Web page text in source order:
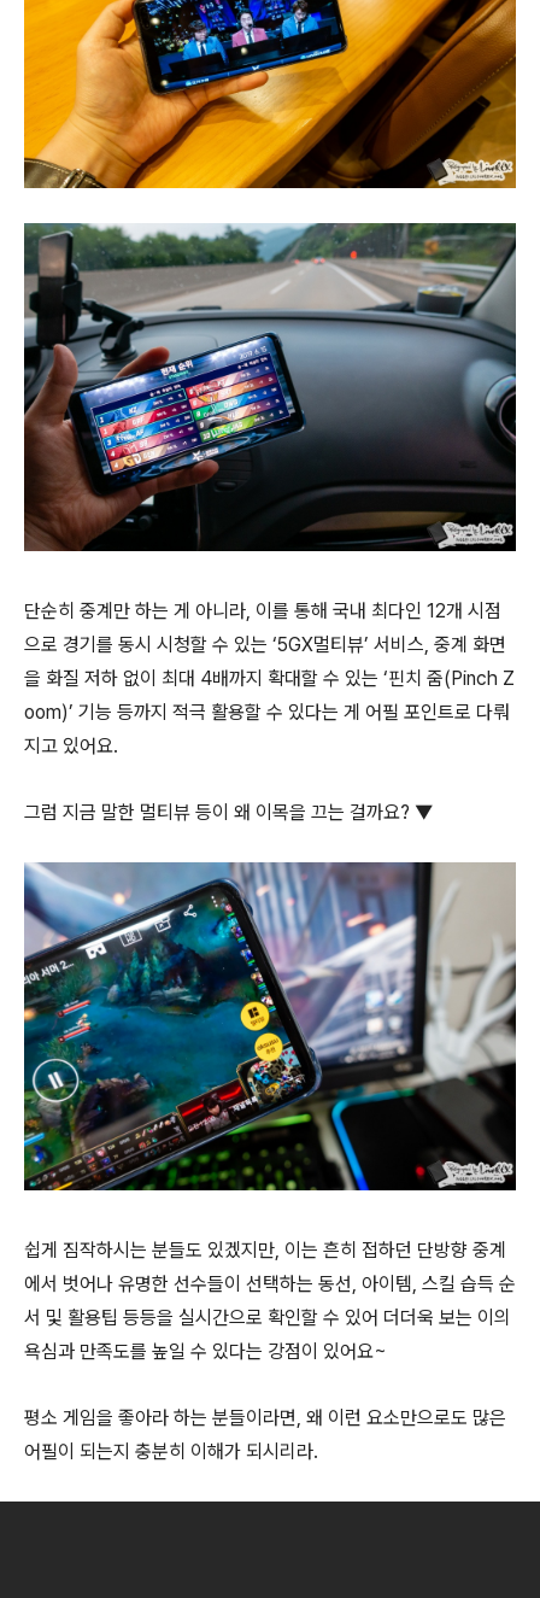
단순히 중계만 하는 게 아니라, 이를 통해 국내 최다인 12개 시점
으로 경기를 동시 시청할 수 있는 ‘5GX멀티뷰’ 서비스, 중계 화면
을 화질 저하 없이 최대 4배까지 확대할 수 있는 ‘핀치 줌(Pinch Z
oom)’ 기능 등까지 적극 활용할 수 있다는 게 어필 포인트로 다뤄
지고 있어요.
그럼 지금 말한 멀티뷰 등이 왜 이목을 끄는 걸까요? ▼
쉽게 짐작하시는 분들도 있겠지만, 이는 흔히 접하던 단방향 중계
에서 벗어나 유명한 선수들이 선택하는 동선, 아이템, 스킬 습득 순
서 및 활용팁 등등을 실시간으로 확인할 수 있어 더더욱 보는 이의
욕심과 만족도를 높일 수 있다는 강점이 있어요~
평소 게임을 좋아라 하는 분들이라면, 왜 이런 요소만으로도 많은
어필이 되는지 충분히 이해가 되시리라.